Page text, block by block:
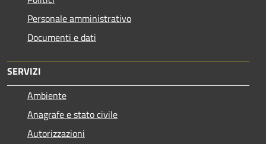
Personale amministrativo
Documenti e dati
SERVIZI
Ambiente
Anagrafe e stato civile
Autorizzazioni